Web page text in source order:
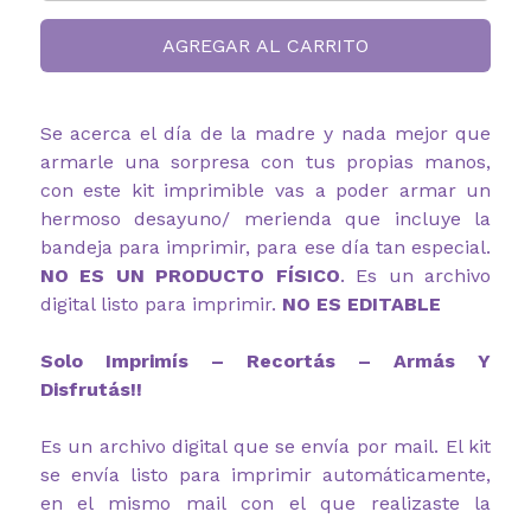
AGREGAR AL CARRITO
Se acerca el día de la madre y nada mejor que
armarle una sorpresa con tus propias manos,
con este kit imprimible vas a poder armar un
hermoso desayuno/ merienda que incluye la
bandeja para imprimir, para ese día tan especial.
NO ES UN PRODUCTO FÍSICO. Es un archivo
digital listo para imprimir. NO ES EDITABLE
Solo Imprimís – Recortás – Armás Y
Disfrutás!!
Es un archivo digital que se envía por mail. El kit
se envía listo para imprimir automáticamente,
en el mismo mail con el que realizaste la